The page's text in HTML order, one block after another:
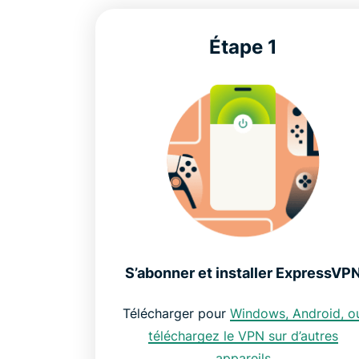
Étape 1
S’abonner et installer
Télécharger pourWindows,Android,
téléchargez le VPN sur d’autres